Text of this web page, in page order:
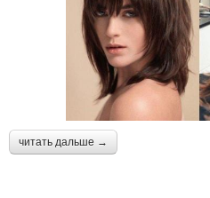
читать дальше →